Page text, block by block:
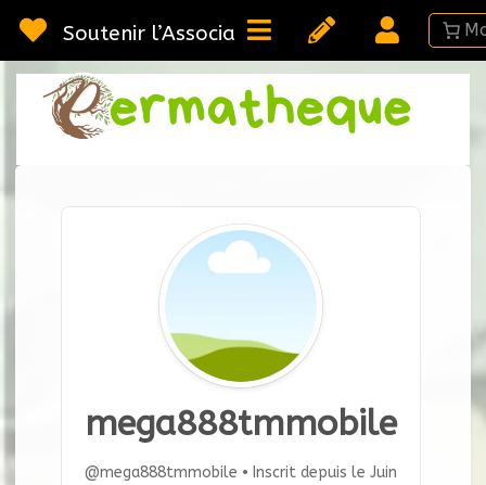
au
contenu
Soutenir l’Association
sur la
mega888tmmobile
@mega888tmmobile • Inscrit depuis le Juin